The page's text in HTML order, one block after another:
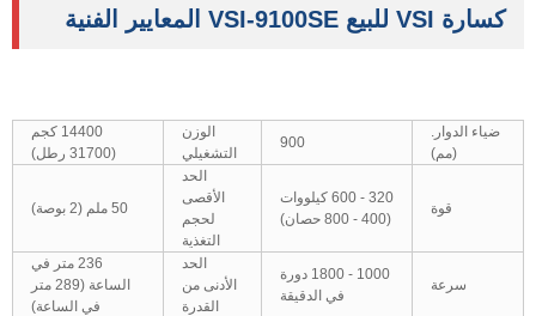
كسارة VSI للبيع VSI-9100SE المعايير الفنية
ضياء الدوار.
(مم)
900
الوزن
التشغيلي
14400 كجم
(31700 رطل)
قوة
320 - 600 كيلووات
(400 - 800 حصان)
الحد
الأقصى
لحجم
التغذية
50 ملم (2 بوصة)
سرعة
1000 - 1800 دورة
في الدقيقة
الحد
الأدنى من
القدرة
236 متر في
الساعة (289 متر
في الساعة)